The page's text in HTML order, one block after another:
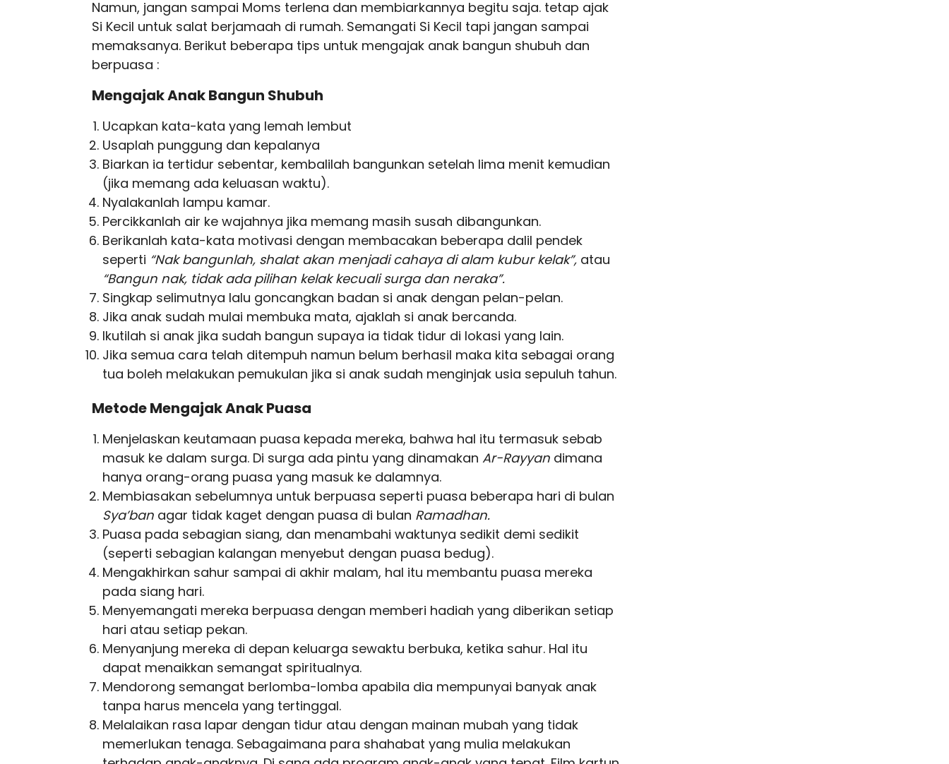
Namun, jangan sampai Moms terlena dan membiarkannya begitu saja. tetap ajak
Si Kecil untuk salat berjamaah di rumah. Semangati Si Kecil tapi jangan sampai
memaksanya. Berikut beberapa tips untuk mengajak anak bangun shubuh dan
berpuasa :
Mengajak Anak Bangun Shubuh
Ucapkan kata-kata yang lemah lembut
Usaplah punggung dan kepalanya
Biarkan ia tertidur sebentar, kembalilah bangunkan setelah lima menit kemudian
(jika memang ada keluasan waktu).
Nyalakanlah lampu kamar.
Percikkanlah air ke wajahnya jika memang masih susah dibangunkan.
Berikanlah kata-kata motivasi dengan membacakan beberapa dalil pendek
seperti “Nak bangunlah, shalat akan menjadi cahaya di alam kubur kelak”, atau
“Bangun nak, tidak ada pilihan kelak kecuali surga dan neraka”.
Singkap selimutnya lalu goncangkan badan si anak dengan pelan-pelan.
Jika anak sudah mulai membuka mata, ajaklah si anak bercanda.
Ikutilah si anak jika sudah bangun supaya ia tidak tidur di lokasi yang lain.
Jika semua cara telah ditempuh namun belum berhasil maka kita sebagai orang
tua boleh melakukan pemukulan jika si anak sudah menginjak usia sepuluh tahun.
Metode Mengajak Anak Puasa
Menjelaskan keutamaan puasa kepada mereka, bahwa hal itu termasuk sebab
masuk ke dalam surga. Di surga ada pintu yang dinamakan Ar-Rayyan dimana
hanya orang-orang puasa yang masuk ke dalamnya.
Membiasakan sebelumnya untuk berpuasa seperti puasa beberapa hari di bulan
Sya’ban agar tidak kaget dengan puasa di bulan Ramadhan.
Puasa pada sebagian siang, dan menambahi waktunya sedikit demi sedikit
(seperti sebagian kalangan menyebut dengan puasa bedug).
Mengakhirkan sahur sampai di akhir malam, hal itu membantu puasa mereka
pada siang hari.
Menyemangati mereka berpuasa dengan memberi hadiah yang diberikan setiap
hari atau setiap pekan.
Menyanjung mereka di depan keluarga sewaktu berbuka, ketika sahur. Hal itu
dapat menaikkan semangat spiritualnya.
Mendorong semangat berlomba-lomba apabila dia mempunyai banyak anak
tanpa harus mencela yang tertinggal.
Melalaikan rasa lapar dengan tidur atau dengan mainan mubah yang tidak
memerlukan tenaga. Sebagaimana para shahabat yang mulia melakukan